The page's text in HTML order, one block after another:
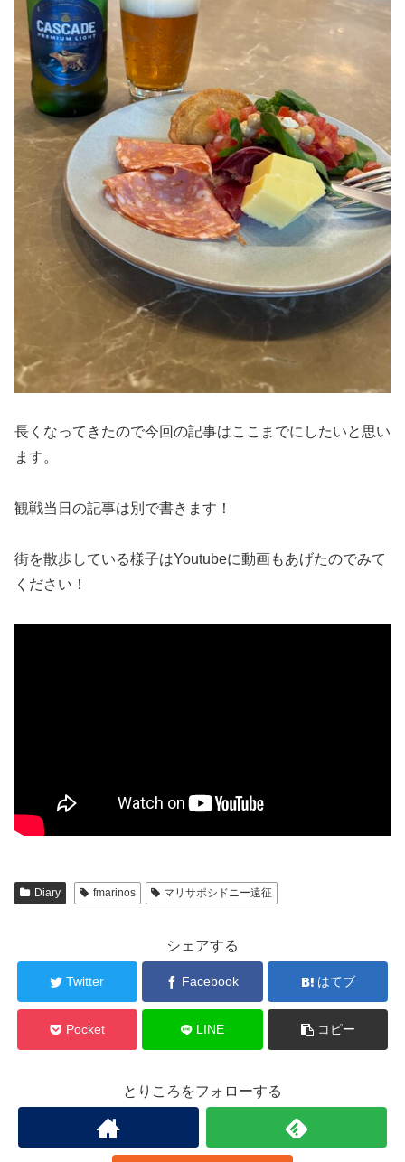
長くなってきたので今回の記事はここまでにしたいと思い
ます。
観戦当日の記事は別で書きます！
街を散歩している様子はYoutubeに動画もあげたのでみて
ください！
Diary fmarinos マリサポシドニー遠征
シェアする
Twitter Facebook はてブ
Pocket LINE コピー
とりころをフォローする